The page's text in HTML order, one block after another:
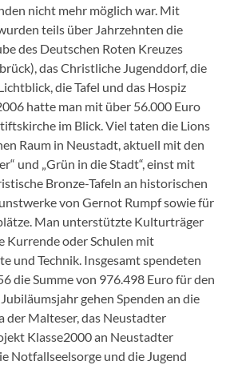
nicht mehr möglich war. Mit
teils über Jahrzehnten die
des Deutschen Roten Kreuzes
das Christliche Jugenddorf, die
die Tafel und das Hospiz
hatte man mit über 56.000 Euro
im Blick. Viel taten die Lions
Raum in Neustadt, aktuell mit den
und „Grün in die Stadt“, einst mit
Bronze-Tafeln an historischen
von Gernot Rumpf sowie für
Man unterstützte Kulturträger
Kurrende oder Schulen mit
und Technik. Insgesamt spendeten
die Summe von 976.498 Euro für den
gehen Spenden an die
der Malteser, das Neustadter
Klasse2000 an Neustadter
Notfallseelsorge und die Jugend